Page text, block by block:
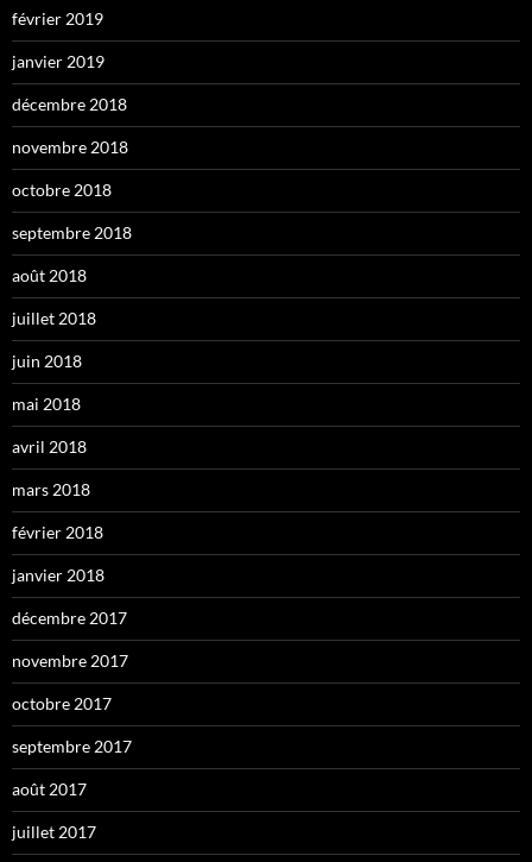
février 2019
janvier 2019
décembre 2018
novembre 2018
octobre 2018
septembre 2018
août 2018
juillet 2018
juin 2018
mai 2018
avril 2018
mars 2018
février 2018
janvier 2018
décembre 2017
novembre 2017
octobre 2017
septembre 2017
août 2017
juillet 2017